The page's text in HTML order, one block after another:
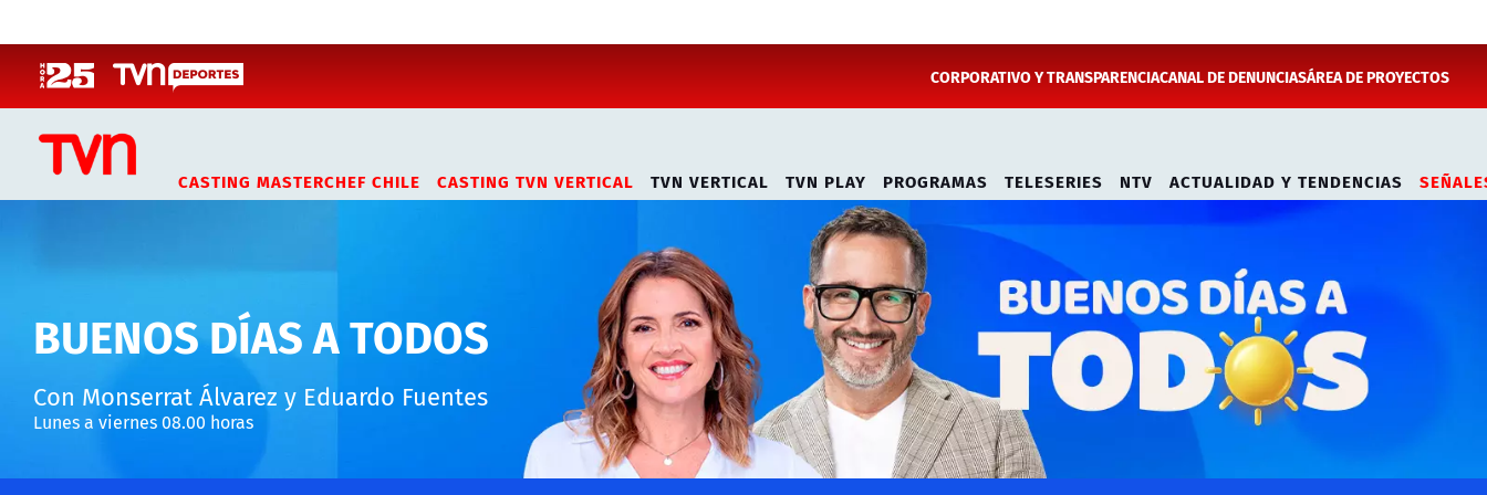
CORPORATIVO Y TRANSPARENCIACANAL DE DENUNCIASÁREA DE PROYECTOS
CASTING MASTERCHEF CHILE CASTING TVN VERTICAL TVN VERTICAL TVN PLAY PROGRAMAS TELESERIES NTV ACTUALIDAD Y TENDENCIAS
BUENOS DÍAS A TODOS
Con Monserrat Álvarez y Eduardo Fuentes
Lunes a viernes 08.00 horas